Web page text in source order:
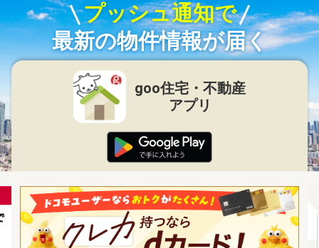
プッシュ通知で
最新の物件情報が届く
goo住宅・不動産
アプリ